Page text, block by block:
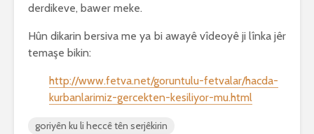
derdikeve, bawer meke.
Hûn dikarin bersiva me ya bi awayê vîdeoyê ji lînka jêr
temaşe bikin:
http://www.fetva.net/goruntulu-fetvalar/hacda-
kurbanlarimiz-gercekten-kesiliyor-mu.html
goriyên ku li heccê tên serjêkirin